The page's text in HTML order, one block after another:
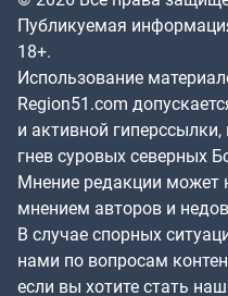
Публикуемая
18+.
Использование
Region51.com
и активной
гнев суровых северных
Мнение редакции может
мнением авторов и
В случае спорных
нами по вопросам
если вы хотите стать